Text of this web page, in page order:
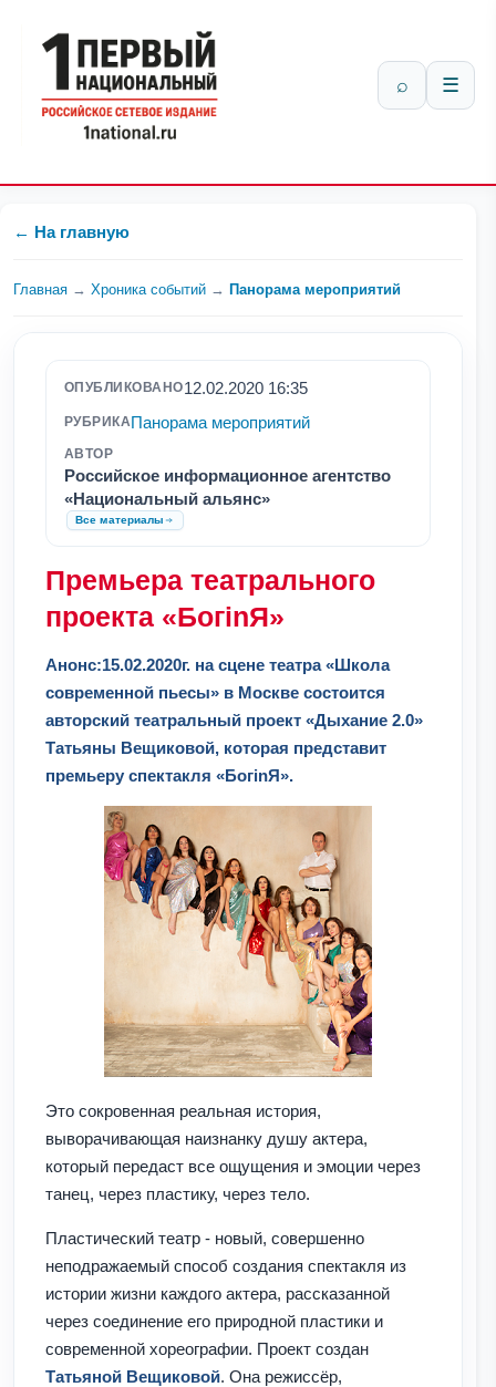
⌕ ☰
← На главную
Главная → Хроника событий → Панорама мероприятий
ОПУБЛИКОВАНО12.02.2020 16:35
РУБРИКАПанорама мероприятий
АВТОР
Российское информационное агентство
«Национальный альянс»
Все материалы
Премьера театрального
проекта «БогinЯ»
Анонс:15.02.2020г. на сцене театра «Школа
современной пьесы» в Москве состоится
авторский театральный проект «Дыхание 2.0»
Татьяны Вещиковой, которая представит
премьеру спектакля «БогinЯ».
Это сокровенная реальная история,
выворачивающая наизнанку душу актера,
который передаст все ощущения и эмоции через
танец, через пластику, через тело.
Пластический театр - новый, совершенно
неподражаемый способ создания спектакля из
истории жизни каждого актера, рассказанной
через соединение его природной пластики и
современной хореографии. Проект создан
Татьяной Вещиковой. Она режиссёр,